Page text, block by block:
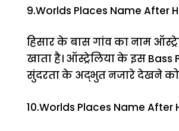
9.Worlds Places Name After
हिसार के बास गांव का नाम
खाता है। ऑस्ट्रेलिया के इस
सुंदरता के अद्भुत नजारे देखने को
10.Worlds Places Name After